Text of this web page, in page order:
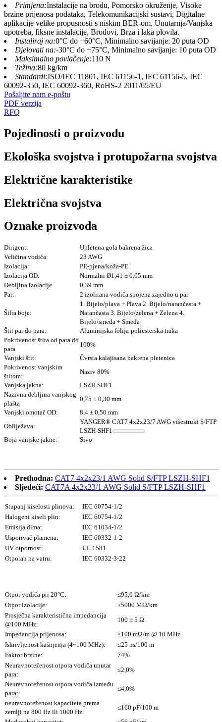
Primjena:Instalacije na brodu, Pomorsko okruženje, Visoke
brzine prijenosa podataka, Telekomunikacijski sustavi, Digitalne
aplikacije velike propusnosti s niskim BER-om, Unutarnja/Vanjska
upotreba, fiksne instalacije, Brodovi, Brza i laka plovila.
Instaliraj na:0°C do +60°C, Minimalno savijanje: 20 puta OD
Djelovati na:-30°C do +75°C, Minimalno savijanje: 10 puta OD
Maksimalno povlačenje:110 N
Težina:80 kg/km
Standardi:ISO/IEC 11801, IEC 61156-1, IEC 61156-5, IEC
60092-350, IEC 60092-360, RoHS-2 2011/65/EU
Pošaljite nam e-poštu
PDF verzija
RFQ
Pojedinosti o proizvodu
Ekološka svojstva i protupožarna svojstva
Električne karakteristike
Električna svojstva
Oznake proizvoda
Dirigent:
Upletena gola bakrena žica
Veličina vodiča:
23 AWG
Izolacija:
PE-pjena/koža-PE
Izolacija OD:
Normalni Ø1,41 ± 0,05 mm
Debljina izolacije
0,39 mm
Par:
2 izolirana vodiča spojena zajedno u par
Šifra boje:
1. Bijelo/plava + Plava 2. Bijelo/narančasta +
Narančasta 3. Bijelo/zelena + Zelena 4.
Bijelo/smeđa + Smeđa
Štit par do para:
Aluminijska folija-poliesterska traka
Pokrivenost štita od para do
para
100%
Vanjski štit:
Čvrsta kalajisana bakrena pletenica
Pokrivenost vanjskim
štitom:
Naziv 80%
Vanjska jakna:
LSZH SHF1
Nazivna debljina vanjskog
plašta
0,75 ± 0,30 mm
Vanjski omotač OD:
8,4 ± 0,50 mm
Obilježava:
YANGER® CAT7 4x2x23/7 AWG višestruki S/FTP
LSZH-SHF1
Boja vanjske jakne:
Sivo
Prethodna: CAT7 4x2x23/1 AWG Solid S/FTP LSZH-SHF1
Sljedeći: CAT7A 4x2x23/1 AWG Solid S/FTP LSZH-SHF1
Stupanj kiselosti plinova:
IEC 60754-1/2
Halogeni kiseli plin:
IEC 60754-1/2
Emisija dima:
IEC 61034-1/2
Usporivač plamena:
IEC 60332-1-2
UV otpornost:
UL 1581
Otporan na vatru:
IEC 60332-3-22
Otpor vodiča pri 20°C:
≤95,0 Ω/km
Otpor izolacije:
≥5000 MΩ/km
Prosječna karakteristična impedancija
@100 MHz:
100 ± 5 Ω
Impedancija prijenosa:
≤100 mΩ/m @ 10 MHz
Iskrivljenost kašnjenja (4~100 MHz):
≤25 ns/100 m
Faktor brzine:
74%
Neuravnoteženost otpora vodiča unutar
para:
≤2,0%
Neuravnoteženost otpora vodiča između
para:
≤4,0%
neuravnoteženost kapaciteta prema
zemlji na 800 Hz ili 1000 Hz:
≤160 pF/100 m